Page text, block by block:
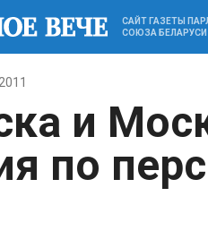
САЙТ ГАЗЕТЫ
СОЮЗА БЕЛАРУСИ
и
по